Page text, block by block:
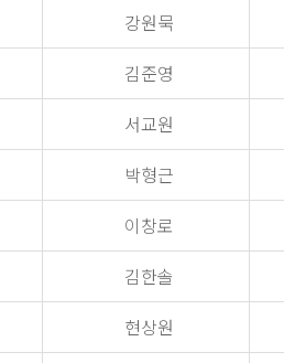
강원묵
김준영
서교원
박형근
이창로
김한솔
현상원